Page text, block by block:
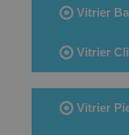
Vitrier
Vitrier
Vitrier